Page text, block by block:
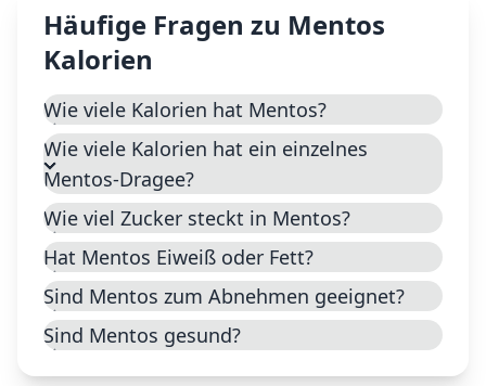
Häufige Fragen zu Mentos
Kalorien
Wie viele Kalorien hat Mentos?
Wie viele Kalorien hat ein einzelnes
Mentos-Dragee?
Wie viel Zucker steckt in Mentos?
Hat Mentos Eiweiß oder Fett?
Sind Mentos zum Abnehmen geeignet?
Sind Mentos gesund?